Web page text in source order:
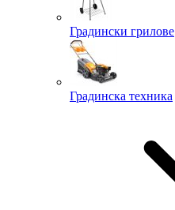
Градински грилове
Градинска техника